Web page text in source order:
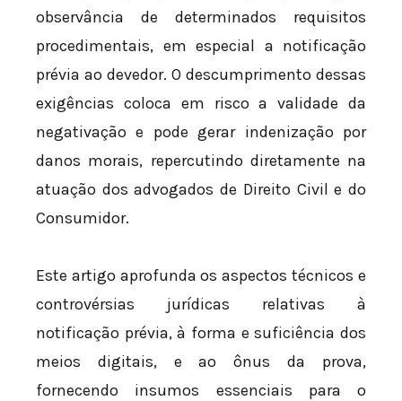
observância de determinados requisitos
procedimentais, em especial a notificação
prévia ao devedor. O descumprimento dessas
exigências coloca em risco a validade da
negativação e pode gerar indenização por
danos morais, repercutindo diretamente na
atuação dos advogados de Direito Civil e do
Consumidor.
Este artigo aprofunda os aspectos técnicos e
controvérsias jurídicas relativas à
notificação prévia, à forma e suficiência dos
meios digitais, e ao ônus da prova,
fornecendo insumos essenciais para o